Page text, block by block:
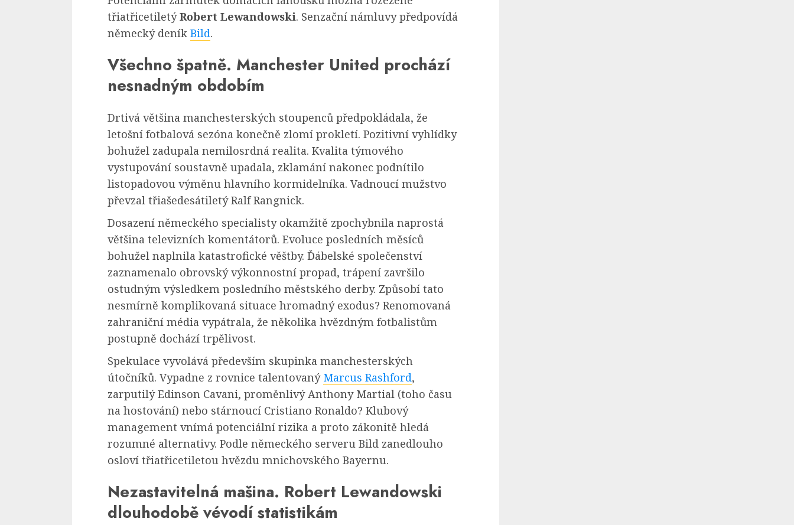
třiatřicetiletýRobert Lewandowski. Senzační námluvy předpovídá
německý deník Bild.
Všechno špatně. Manchester United prochází
nesnadným obdobím
Drtivá většina manchesterských stoupenců předpokládala, že
letošní fotbalová sezóna konečně zlomí prokletí. Pozitivní vyhlídky
bohužel zadupala nemilosrdná realita. Kvalita týmového
vystupování soustavně upadala, zklamání nakonec podnítilo
listopadovou výměnu hlavního kormidelníka. Vadnoucí mužstvo
převzal třiašedesátiletý Ralf Rangnick.
Dosazení německého specialisty okamžitě zpochybnila naprostá
většina televizních komentátorů. Evoluce posledních měsíců
bohužel naplnila katastrofické věštby. Ďábelské společenství
zaznamenalo obrovský výkonnostní propad, trápení završilo
ostudným výsledkem posledního městského derby. Způsobí tato
nesmírně komplikovaná situace hromadný exodus? Renomovaná
zahraniční média vypátrala, že několika hvězdným fotbalistům
postupně dochází trpělivost.
Spekulace vyvolává především skupinka manchesterských
útočníků. Vypadne z rovnice talentovaný Marcus Rashford,
zarputilý Edinson Cavani, proměnlivý Anthony Martial (toho času
na hostování) nebo stárnoucí Cristiano Ronaldo? Klubový
management vnímá potenciální rizika a proto zákonitě hledá
rozumné alternativy. Podle německého serveru Bild zanedlouho
osloví třiatřicetiletou hvězdu mnichovského Bayernu.
Nezastavitelná mašina. Robert Lewandowski
dlouhodobě vévodí statistikám